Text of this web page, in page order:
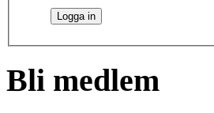
Bli medlem